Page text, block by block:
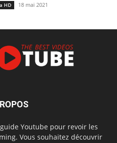
HD 18 mai 2021
Youtube pour revoir les
Vous souhaitez découvrir